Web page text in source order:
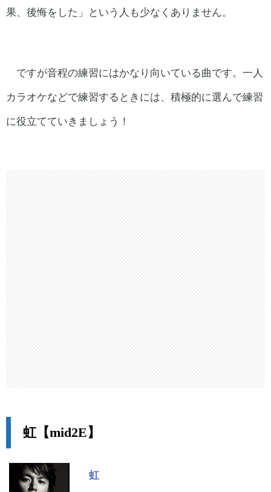
果、後悔をした」という人も少なくありません。
ですが音程の練習にはかなり向いている曲です。一人
カラオケなどで練習するときには、積極的に選んで練習
に役立てていきましょう！
虹【mid2E】
虹